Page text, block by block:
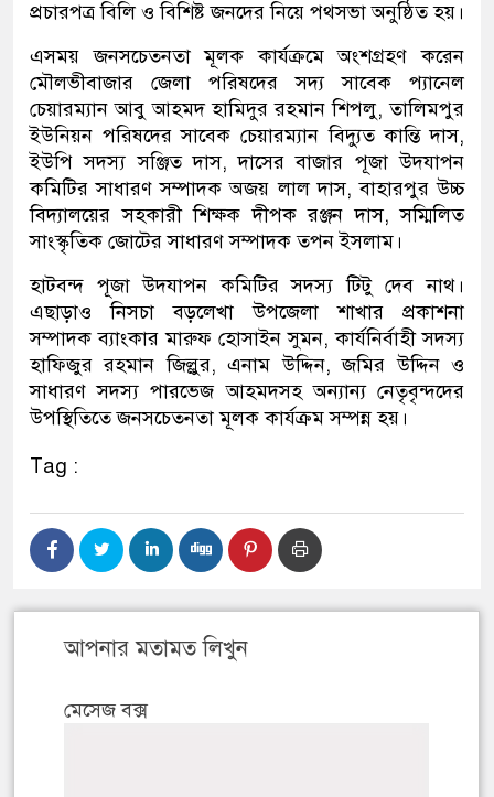
প্রচারপত্র বিলি ও বিশিষ্ট জনদের নিয়ে পথসভা অনুষ্ঠিত হয়।
এসময় জনসচেতনতা মূলক কার্যক্রমে অংশগ্রহণ করেন
মৌলভীবাজার জেলা পরিষদের সদ্য সাবেক প্যানেল
চেয়ারম্যান আবু আহমদ হামিদুর রহমান শিপলু, তালিমপুর
ইউনিয়ন পরিষদের সাবেক চেয়ারম্যান বিদ্যুত কান্তি দাস,
ইউপি সদস্য সঞ্জিত দাস, দাসের বাজার পূজা উদযাপন
কমিটির সাধারণ সম্পাদক অজয় লাল দাস, বাহারপুর উচ্চ
বিদ্যালয়ের সহকারী শিক্ষক দীপক রঞ্জন দাস, সম্মিলিত
সাংস্কৃতিক জোটের সাধারণ সম্পাদক তপন ইসলাম।
হাটবন্দ পূজা উদযাপন কমিটির সদস্য টিটু দেব নাথ।
এছাড়াও নিসচা বড়লেখা উপজেলা শাখার প্রকাশনা
সম্পাদক ব্যাংকার মারুফ হোসাইন সুমন, কার্যনির্বাহী সদস্য
হাফিজুর রহমান জিল্লুর, এনাম উদ্দিন, জমির উদ্দিন ও
সাধারণ সদস্য পারভেজ আহমদসহ অন্যান্য নেতৃবৃন্দদের
উপস্থিতিতে জনসচেতনতা মূলক কার্যক্রম সম্পন্ন হয়।
Tag :
আপনার মতামত লিখুন
মেসেজ বক্স